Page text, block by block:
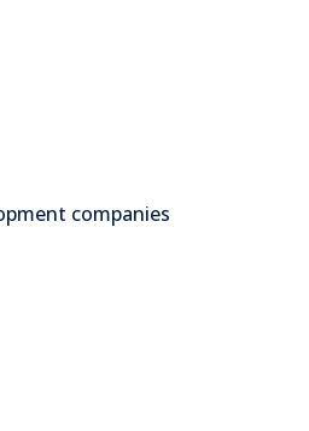
companies